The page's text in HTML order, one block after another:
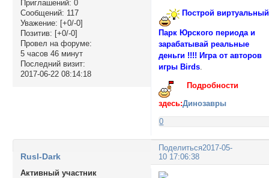
Приглашений: 0
Сообщений: 117
Уважение: [+0/-0]
Позитив: [+0/-0]
Провел на форуме:
5 часов 46 минут
Последний визит:
2017-06-22 08:14:18
Построй виртуальный
Парк Юрского периода и
зарабатывай реальные
деньги !!!! Игра от авторов
игры Birds
Подробности
здесь:Динозавры
0
Поделиться2017-05-
10 17:06:38
Rusl-Dark
Активный участник